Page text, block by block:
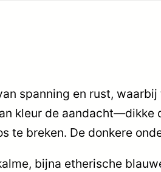
spanning en rust,
kleur de
te breken. De donkere
bijna etherische